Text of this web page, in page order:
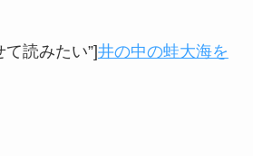
て読みたい”]井の中の蛙大海を